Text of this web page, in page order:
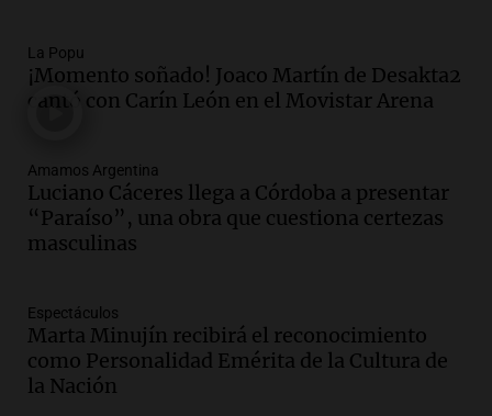
Audio.Mateo, a los 25 años, lucha
contra el tiempo: necesita un trasplante
Una mañana para todos
Episodios
Audio. Estiman que la inflación nacional
de julio será menor al 2,9% registrado
Episodios
Audio.Altas Cumbres: rescataron a una
cabra que llevaba ocho días atrapada en
un precipicio
La Popu
¡Momento soñado! Joaco Martín de Desakta2
cantó con Carín León en el Movistar Arena
Amamos Argentina
Luciano Cáceres llega a Córdoba a presentar
“Paraíso”, una obra que cuestiona certezas
masculinas
Espectáculos
Marta Minujín recibirá el reconocimiento
como Personalidad Emérita de la Cultura de
la Nación